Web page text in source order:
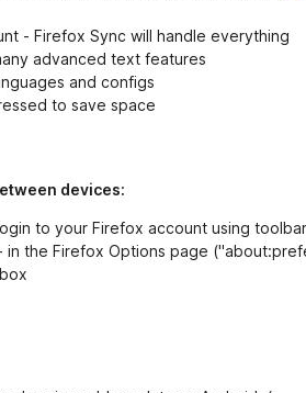
- Firefox Sync will handle everything
advanced text features
and configs
to save space
devices:
to your Firefox account using
in the Firefox Options page